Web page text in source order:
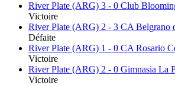
River Plate (ARG) 3 - 0 Club
Victoire
River Plate (ARG) 2 - 3 CA Belgrano
Défaite
River Plate (ARG) 1 - 0 CA Rosario
Victoire
River Plate (ARG) 2 - 0 Gimnasia La
Victoire